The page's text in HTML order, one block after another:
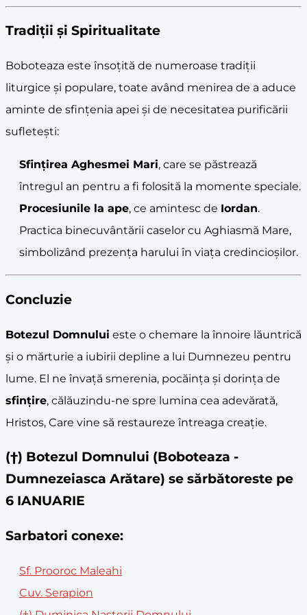
Tradiții și Spiritualitate
Boboteaza este însoțită de numeroase tradiții
liturgice și populare, toate având menirea de a aduce
aminte de sfințenia apei și de necesitatea purificării
sufletești:
Sfințirea Aghesmei Mari, care se păstrează
întregul an pentru a fi folosită la momente speciale.
Procesiunile la ape, ce amintesc de Iordan.
Practica binecuvântării caselor cu Aghiasmă Mare,
simbolizând prezența harului în viața credincioșilor.
Concluzie
Botezul Domnului este o chemare la înnoire lăuntrică
și o mărturie a iubirii depline a lui Dumnezeu pentru
lume. El ne învață smerenia, pocăința și dorința de
sfințire, călăuzindu-ne spre lumina cea adevărată,
Hristos, Care vine să restaureze întreaga creație.
(†) Botezul Domnului (Boboteaza -
Dumnezeiasca Arătare) se sărbătoreste pe
6 IANUARIE
Sarbatori conexe:
Sf. Prooroc Maleahi
Cuv. Serapion